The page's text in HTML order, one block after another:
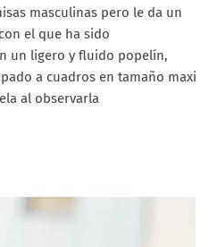
masculinas pero le da un
el que ha sido
un ligero y fluido popelín,
a cuadros en tamaño maxi
al observarla